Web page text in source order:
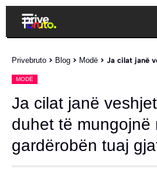
Privebruto > Blog > Modë > Ja cilat janë veshjet që nuk
MODË
Ja cilat janë
duhet të mungojnë
gardërobën tuaj